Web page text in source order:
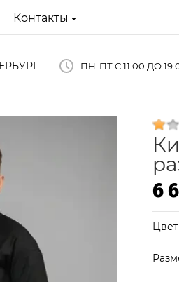
Контакты
ПН-ПТ С 11:00 ДО
6
Цвет